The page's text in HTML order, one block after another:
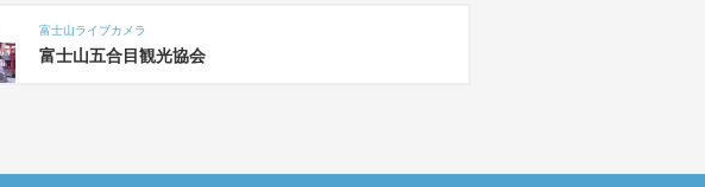
富士山ライブカメラ
富士山五合目観光協会